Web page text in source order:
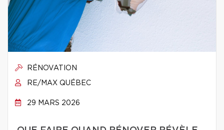
RÉNOVATION
RE/MAX QUÉBEC
29 MARS 2026